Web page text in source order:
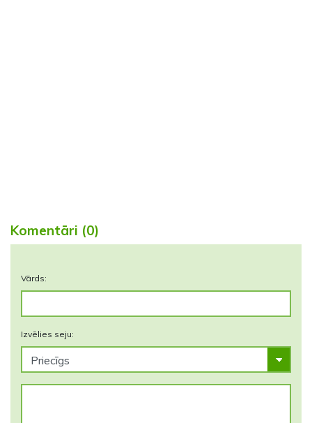
Komentāri (0)
Vārds:
Izvēlies seju: